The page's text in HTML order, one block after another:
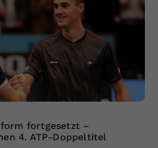
fortgesetzt –
4. ATP-Doppeltitel